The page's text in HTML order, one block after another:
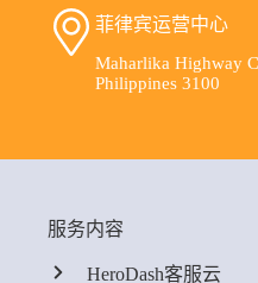
菲律宾运营中心
Maharlika Highway
Philippines 3100
服务内容
HeroDash客服云